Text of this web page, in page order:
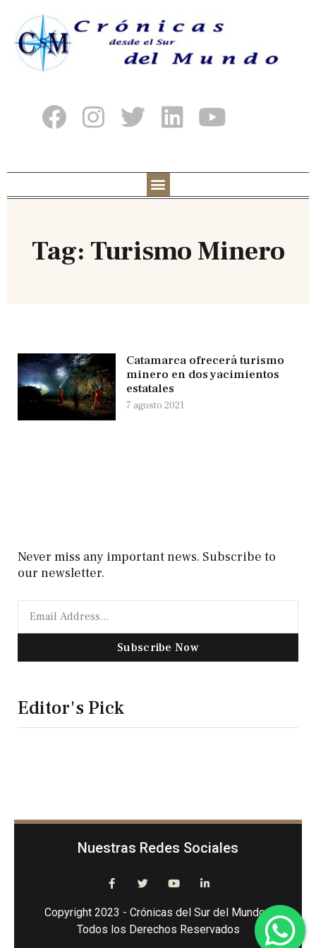
Tag: Turismo Minero
Catamarca ofrecerá turismo
minero en dos yacimientos
estatales
7 agosto 2021
Never miss any important news. Subscribe to
our newsletter.
Subscribe Now
Editor's Pick
Nuestras Redes Sociales
Copyright 2023 - Crónicas del Sur del Mundo -
Todos los Derechos Reservados